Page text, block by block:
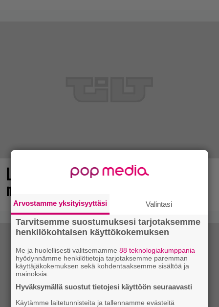
Loistopeli Steamistä maksutta –
mutta pidä kiirettä lataamisen kanssa
Arvostamme yksityisyyttäsi Valintasi
Tarvitsemme suostumuksesi tarjotaksemme
henkilökohtaisen käyttökokemuksen
Me ja huolellisesti valitsemamme88 teknologiakumppania
hyödynnämme henkilötietoja tarjotaksemme paremman
käyttäjäkokemuksen sekä kohdentaaksemme sisältöä ja
mainoksia.
Hyväksymällä suostut tietojesi käyttöön seuraavasti
Käytämme laitetunnisteita ja tallennamme evästeitä